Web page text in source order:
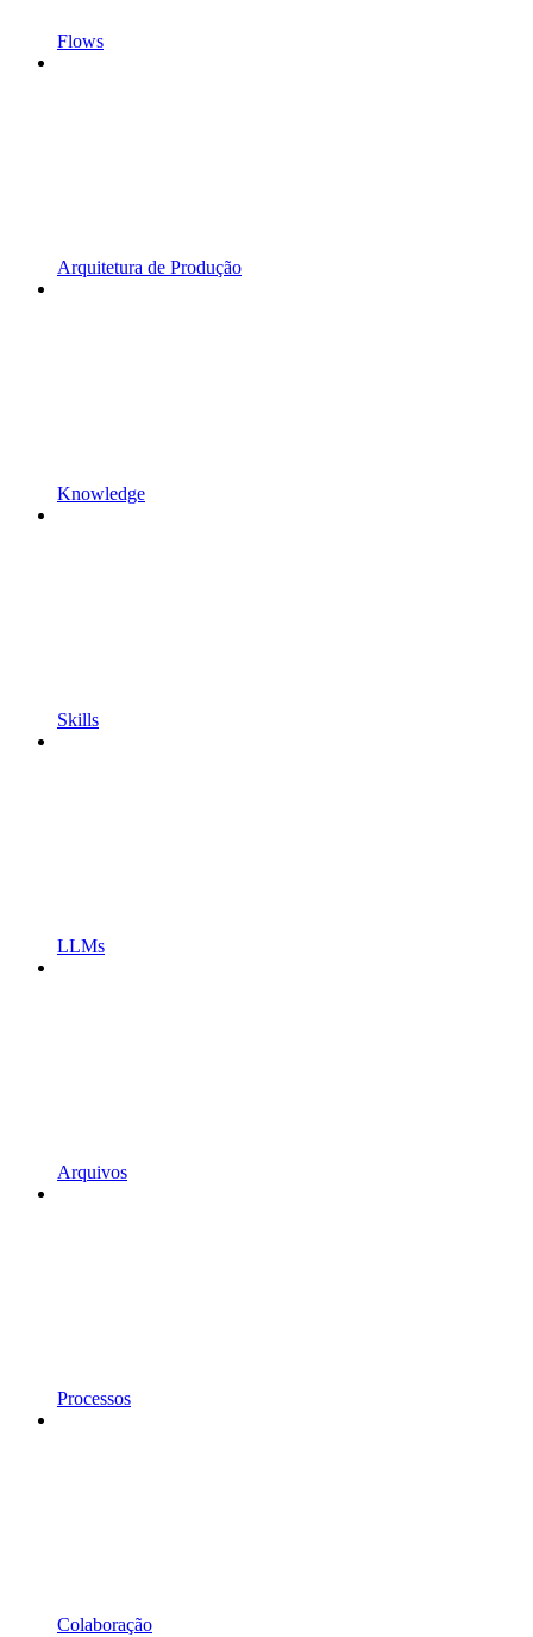
Flows
Arquitetura de Produção
Knowledge
Skills
LLMs
Arquivos
Processos
Colaboração